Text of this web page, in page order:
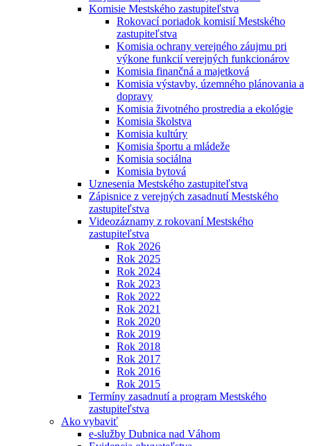
Komisie Mestského zastupiteľstva
Rokovací poriadok komisií Mestského
zastupiteľstva
Komisia ochrany verejného záujmu pri
výkone funkcií verejných funkcionárov
Komisia finančná a majetková
Komisia výstavby, územného plánovania a
dopravy
Komisia životného prostredia a ekológie
Komisia školstva
Komisia kultúry
Komisia športu a mládeže
Komisia sociálna
Komisia bytová
Uznesenia Mestského zastupiteľstva
Zápisnice z verejných zasadnutí Mestského
zastupiteľstva
Videozáznamy z rokovaní Mestského
zastupiteľstva
Rok 2026
Rok 2025
Rok 2024
Rok 2023
Rok 2022
Rok 2021
Rok 2020
Rok 2019
Rok 2018
Rok 2017
Rok 2016
Rok 2015
Termíny zasadnutí a program Mestského
zastupiteľstva
Ako vybaviť
e-služby Dubnica nad Váhom